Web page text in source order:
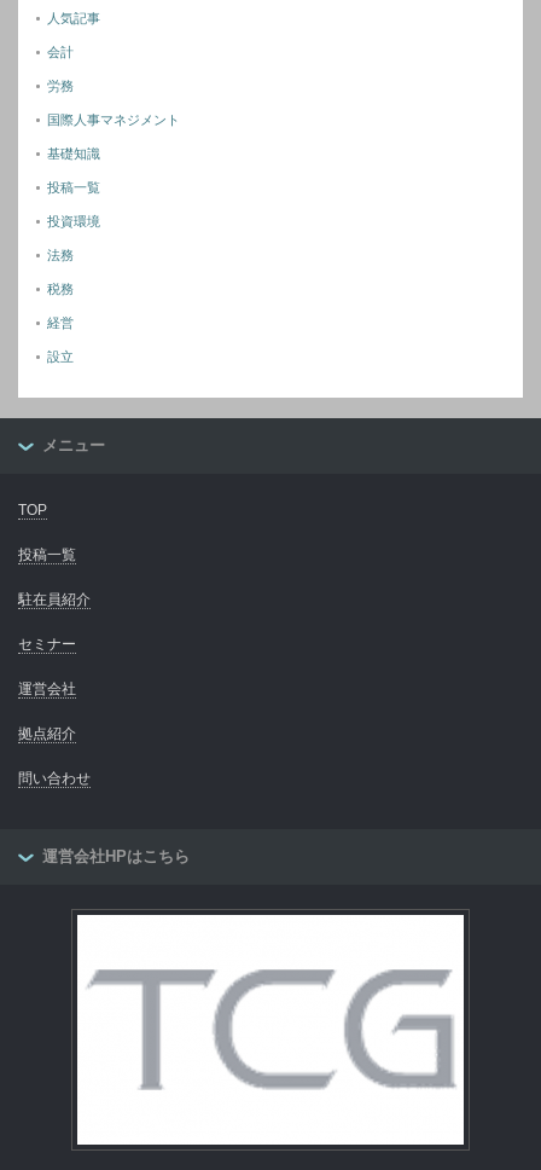
人気記事
会計
労務
国際人事マネジメント
基礎知識
投稿一覧
投資環境
法務
税務
経営
設立
メニュー
TOP
投稿一覧
駐在員紹介
セミナー
運営会社
拠点紹介
問い合わせ
運営会社HPはこちら